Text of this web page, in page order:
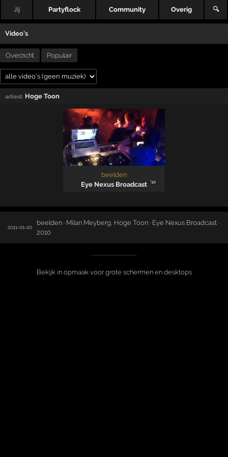
Jij Partyflock Community Overig 🔍
Video's
Overzicht Populair
artiest: Hoge Toon
beelden
Eye Nexus Broadcast '10
2011-01-20
beelden · Milan Meyberg, Hoge Toon · Eye Nexus Broadcast ·
2010
Bekijk in opmaak voor grote schermen en desktops